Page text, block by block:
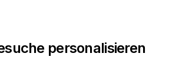
personalisieren